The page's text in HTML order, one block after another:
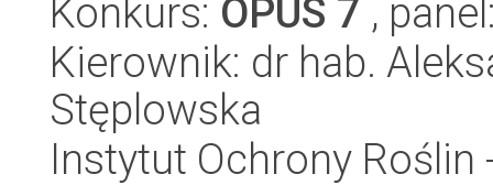
Konkurs: OPUS 7 ,
Kierownik: dr hab.
Stęplowska
Instytut Ochrony